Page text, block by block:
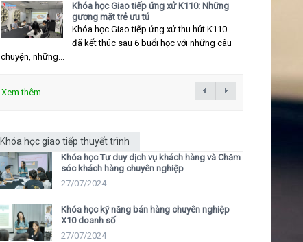
Khóa học Giao tiếp ứng xử K110: Những
gương mặt trẻ ưu tú
Khóa học Giao tiếp ứng xử thu hút K110
đã kết thúc sau 6 buổi học với những câu
chuyện, những...
Xem thêm
Khóa học giao tiếp thuyết trình
Khóa học Tư duy dịch vụ khách hàng và Chăm
sóc khách hàng chuyên nghiệp
27/07/2024
Khóa học kỹ năng bán hàng chuyên nghiệp
X10 doanh số
27/07/2024